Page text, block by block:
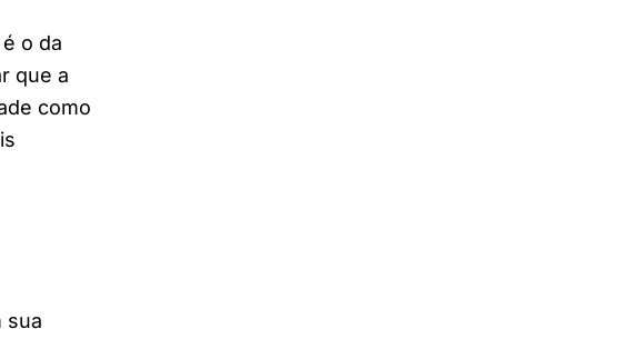
o da
que a
como
sua